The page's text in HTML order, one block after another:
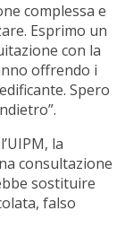
complessa e
Esprimo un
con la
offrendo i
Spero
la
consultazione
sostituire
falso